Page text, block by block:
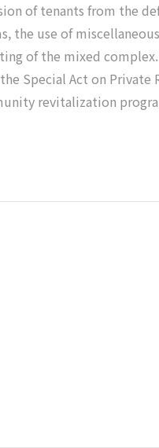
of tenants from the
use of
of the mixed
Special Act on Private
revitalization